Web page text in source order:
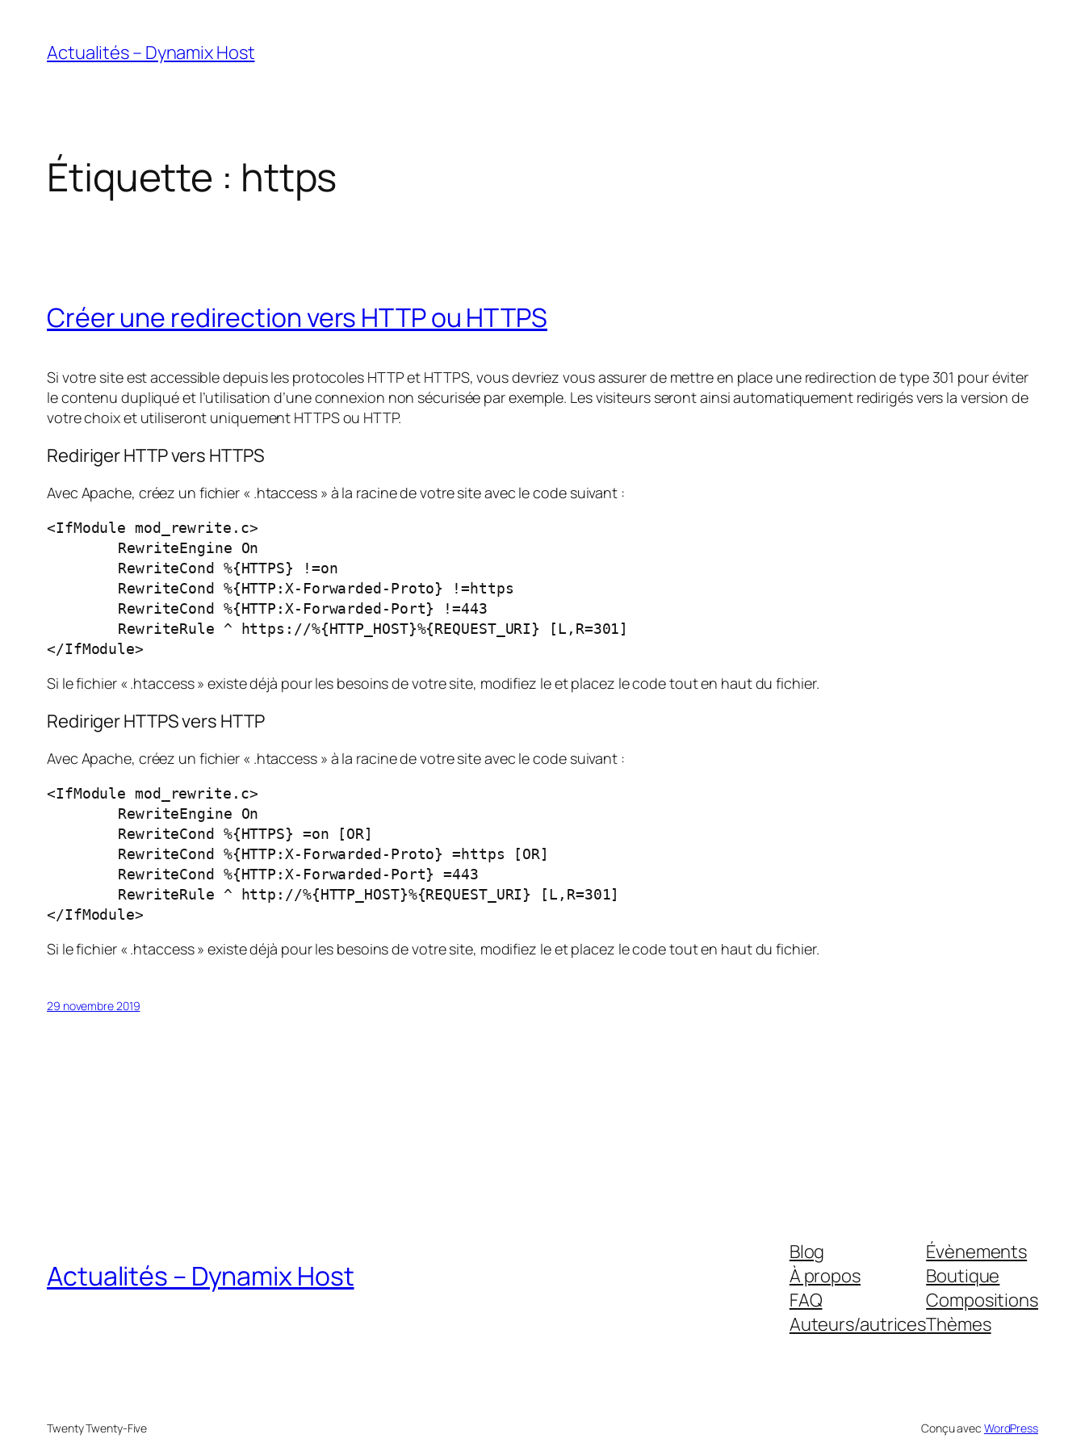
contenu
Actualités – Dynamix Host
Étiquette : https
Créer une redirection vers HTTP ou HTTPS
Si votre site est accessible depuis les protocoles HTTP et HTTPS, vous devriez vous assurer de mettre en place une redirection de type 301 pour éviter
le contenu dupliqué et l’utilisation d’une connexion non sécurisée par exemple. Les visiteurs seront ainsi automatiquement redirigés vers la version de
votre choix et utiliseront uniquement HTTPS ou HTTP.
Rediriger HTTP vers HTTPS
Avec Apache, créez un fichier « .htaccess » à la racine de votre site avec le code suivant :
<IfModule mod_rewrite.c>
</IfModule>
Si le fichier « .htaccess » existe déjà pour les besoins de votre site, modifiez le et placez le code tout en haut du fichier.
Rediriger HTTPS vers HTTP
Avec Apache, créez un fichier « .htaccess » à la racine de votre site avec le code suivant :
<IfModule mod_rewrite.c>
</IfModule>
Si le fichier « .htaccess » existe déjà pour les besoins de votre site, modifiez le et placez le code tout en haut du fichier.
29 novembre 2019
Actualités – Dynamix Host
Blog
À propos
FAQ
Auteurs/autrices
Évènements
Boutique
Compositions
Thèmes
Twenty Twenty-Five Conçu avec WordPress